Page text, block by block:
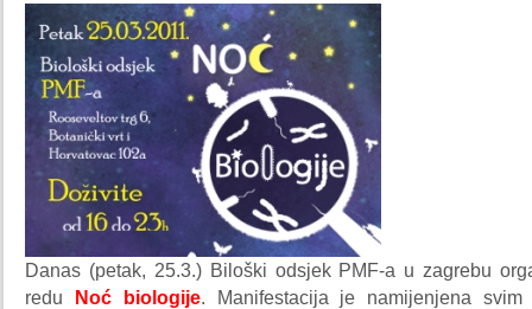
Danas (petak, 25.3.) Biloški odsjek PMF-a u zagrebu
redu Noć biologije. Manifestacija je namijenjena svim